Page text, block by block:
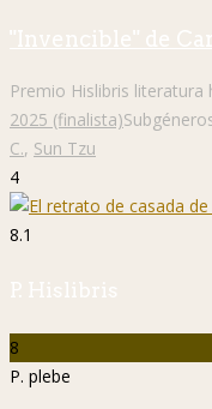
"Invencible" de
Premio Hislibris literatura
2025 (finalista)
C., Sun Tzu
4
8.1
P. Hislibris
8
P. plebe